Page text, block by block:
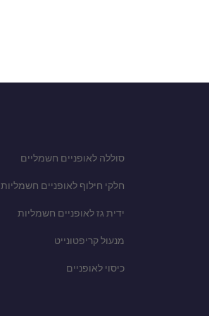
סוללה לאופניים חשמליים
חלקי חילוף לאופניים חשמליות
ידית גז לאופניים חשמליות
מנעול קריפטונייט
כיסוי לאופניים